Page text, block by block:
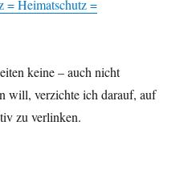
= Heimatschutz =
keine – auch nicht
will, verzichte ich darauf, auf
zu verlinken.